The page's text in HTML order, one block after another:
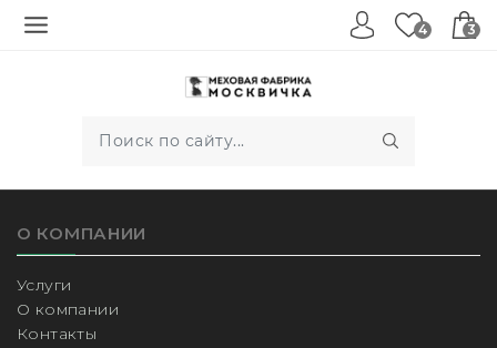
4 3
О КОМПАНИИ
Услуги
О компании
Контакты